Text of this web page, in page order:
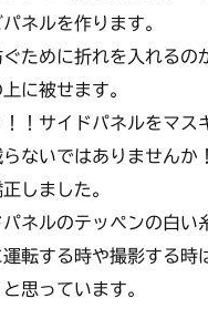
ネルを作ります。
ために折れを入れる
に被せます。
！サイドパネルをマ
ないではありませんか
しました。
ネルのテッペンの白い
転する時や撮影する
思っています。